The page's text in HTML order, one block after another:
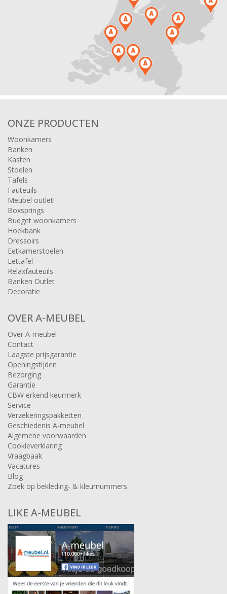
ONZE PRODUCTEN
Woonkamers
Banken
Kasten
Stoelen
Tafels
Fauteuils
Meubel outlet!
Boxsprings
Budget woonkamers
Hoekbank
Dressoirs
Eetkamerstoelen
Eettafel
Relaxfauteuils
Banken Outlet
Decoratie
OVER A-MEUBEL
Over A-meubel
Contact
Laagste prijsgarantie
Openingstijden
Bezorging
Garantie
CBW erkend keurmerk
Service
Verzekeringspakketten
Geschiedenis A-meubel
Algemene voorwaarden
Cookieverklaring
Vraagbaak
Vacatures
Blog
Zoek op bekleding- & kleurnummers
LIKE A-MEUBEL